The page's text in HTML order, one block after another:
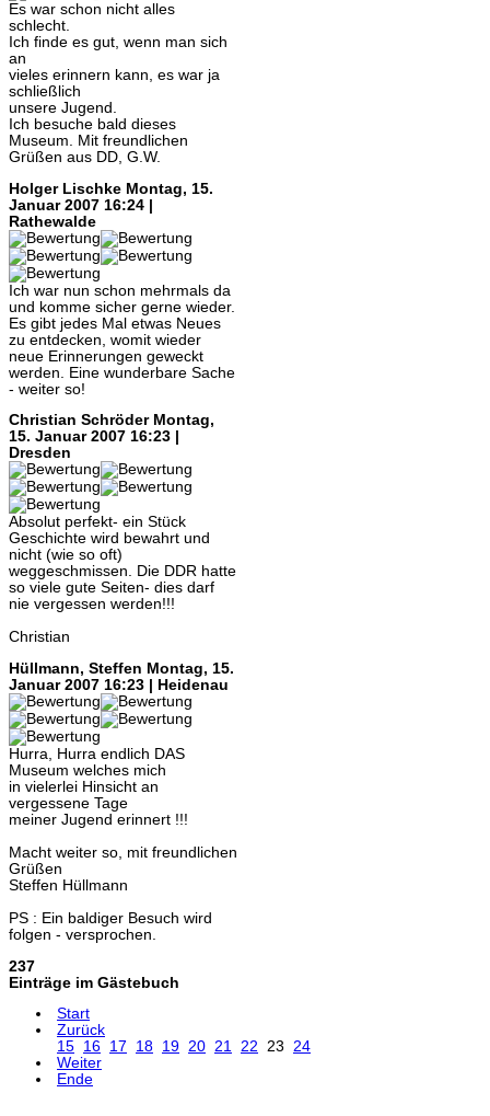
Es war schon nicht alles
schlecht.
Ich finde es gut, wenn man sich
an
vieles erinnern kann, es war ja
schließlich
unsere Jugend.
Ich besuche bald dieses
Museum. Mit freundlichen
Grüßen aus DD, G.W.
Holger Lischke Montag, 15.
Januar 2007 16:24 |
Rathewalde
Ich war nun schon mehrmals da
und komme sicher gerne wieder.
Es gibt jedes Mal etwas Neues
zu entdecken, womit wieder
neue Erinnerungen geweckt
werden. Eine wunderbare Sache
- weiter so!
Christian Schröder Montag,
15. Januar 2007 16:23 |
Dresden
Absolut perfekt- ein Stück
Geschichte wird bewahrt und
nicht (wie so oft)
weggeschmissen. Die DDR hatte
so viele gute Seiten- dies darf
nie vergessen werden!!!
Christian
Hüllmann, Steffen Montag, 15.
Januar 2007 16:23 | Heidenau
Hurra, Hurra endlich DAS
Museum welches mich
in vielerlei Hinsicht an
vergessene Tage
meiner Jugend erinnert !!!
Macht weiter so, mit freundlichen
Grüßen
Steffen Hüllmann
PS : Ein baldiger Besuch wird
folgen - versprochen.
237
Einträge im Gästebuch
Start
Zurück
15 16 17 18 19 20 21 22 23 24
Weiter
Ende